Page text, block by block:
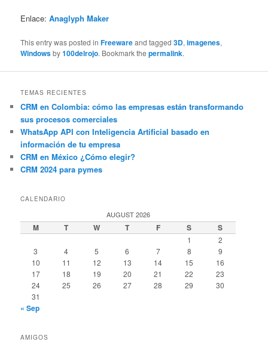
Enlace:Anaglyph Maker
This entry was posted inFreewareand tagged3D,imagenes,
Windowsby100delrojo. Bookmark thepermalink.
TEMAS RECIENTES
CRM en Colombia: cómo las empresas están transformando
sus procesos comerciales
WhatsApp API con Inteligencia Artificial basado en
información de tu empresa
CRM en México ¿Cómo elegir?
CRM 2024 para pymes
CALENDARIO
AUGUST 2026
M T W T F S S
1
2
3
4 5 6 7 8
9
10
11 12 13 14 15
16
17
18 19 20 21 22
23
24
25 26 27 28 29
30
31
« Sep
AMIGOS